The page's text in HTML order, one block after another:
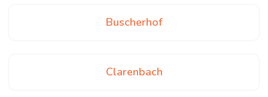
Buscherhof
Clarenbach